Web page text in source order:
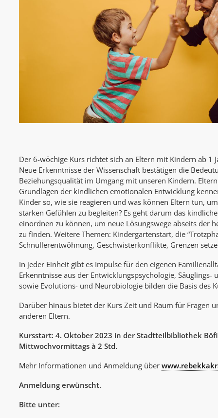
Der 6-wöchige Kurs richtet sich an Eltern mit Kindern ab 1
Neue Erkenntnisse der Wissenschaft bestätigen die
Beziehungsqualität im Umgang mit unseren Kindern.
Grundlagen der kindlichen emotionalen Entwicklung
Kinder so, wie sie reagieren und was können Eltern tun,
starken Gefühlen zu begleiten? Es geht darum das
einordnen zu können, um neue Lösungswege abseits der
zu finden. Weitere Themen: Kindergartenstart, die
Schnullerentwöhnung, Geschwisterkonflikte, Grenzen
In jeder Einheit gibt es Impulse für den eigenen
Erkenntnisse aus der Entwicklungspsychologie, Säuglings-
sowie Evolutions- und Neurobiologie bilden die Basis des
Darüber hinaus bietet der Kurs Zeit und Raum für Fragen
anderen Eltern.
Kursstart: 4. Oktober 2023 in der Stadtteilbibliothek
Mittwochvormittags à 2 Std.
Mehr Informationen und Anmeldung über
Anmeldung erwünscht.
Bitte unter: